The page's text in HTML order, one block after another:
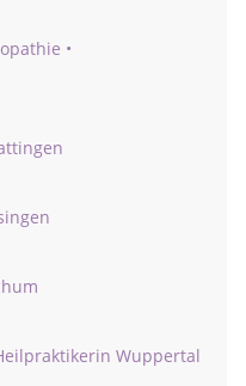
•
Wuppertal